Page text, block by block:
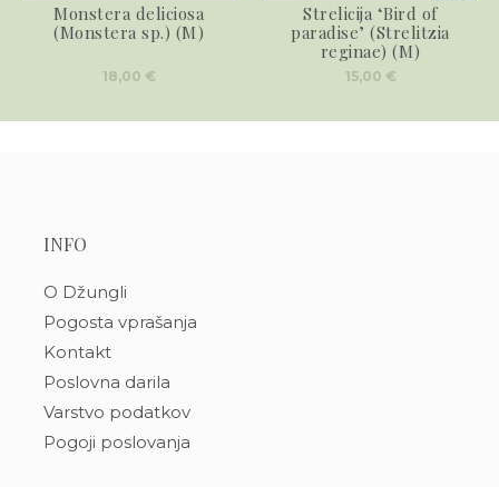
Monstera deliciosa
(Monstera sp.) (M)
18,00 €
Strelicija ‘Bird of
paradise’ (Strelitzia
reginae) (M)
15,00 €
INFO
O Džungli
Pogosta vprašanja
Kontakt
Poslovna darila
Varstvo podatkov
Pogoji poslovanja